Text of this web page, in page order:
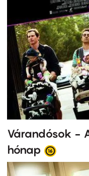
Várandósok -
hónap